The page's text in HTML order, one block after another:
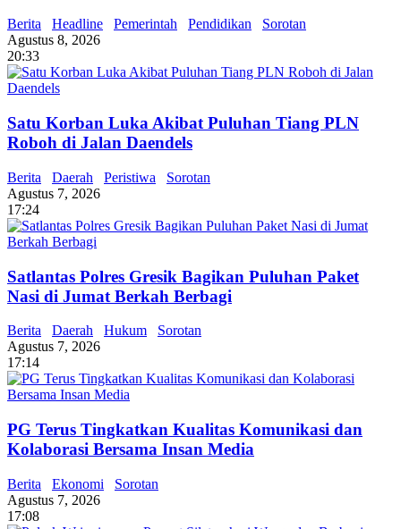
Berita Headline Pemerintah Pendidikan
Sorotan
Agustus 8, 2026
20:33
Satu Korban Luka Akibat Puluhan Tiang PLN
Roboh di Jalan Daendels
Berita Daerah Peristiwa
Sorotan
Agustus 7, 2026
17:24
Satlantas Polres Gresik Bagikan Puluhan Paket
Nasi di Jumat Berkah Berbagi
Berita Daerah Hukum
Sorotan
Agustus 7, 2026
17:14
PG Terus Tingkatkan Kualitas Komunikasi dan
Kolaborasi Bersama Insan Media
Berita Ekonomi
Sorotan
Agustus 7, 2026
17:08